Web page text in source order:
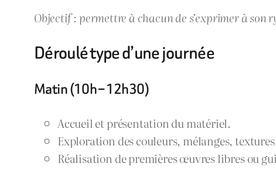
Objectif : permettre à chacun de s’exprimer à
Déroulé type d’une journée
Matin (10h – 12h30)
Accueil et présentation du matériel.
Exploration des couleurs, mélanges,
Réalisation de premières œuvres libres ou